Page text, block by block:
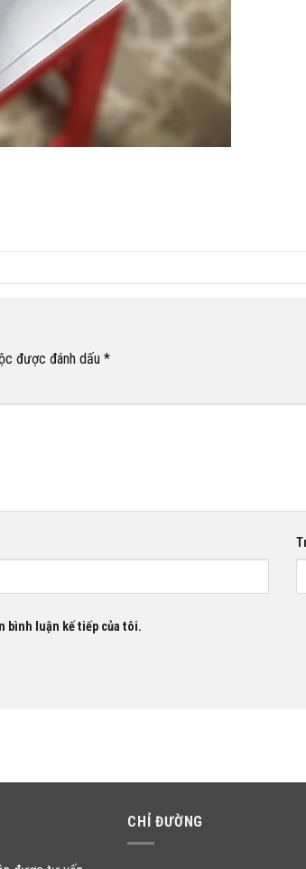
được đánh dấu *
bình luận kế tiếp của tôi.
CHỈ ĐƯỜNG